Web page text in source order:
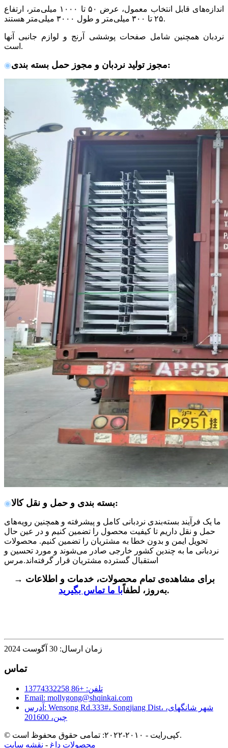
اندازه‌های قابل انتخاب معمول، عرض ۵۰ تا ۱۰۰۰ میلی‌متر، ارتفاع
۲۵ تا ۳۰۰ میلی‌متر و طول ۳۰۰۰ میلی‌متر هستند.
نردبان همچنین شامل صفحات پوششی آرنج و لوازم جانبی آنها
است .
◉مجوز تولید نردبان و مجوز حمل بسته بندی:
◉بسته بندی و حمل و نقل کالا:
ما یک فرآیند بسته‌بندی نردبانی کامل و پیشرفته و همچنین رویه‌های
حمل و نقل داریم تا کیفیت محصول را تضمین کنیم و در عین حال
تحویل ایمن و بدون خطا به مشتریان را تضمین کنیم. محصولات
نردبانی ما به چندین کشور خارجی صادر می‌شوند و مورد تحسین و
استقبال گسترده مشتریان قرار گرفته‌اند.مرس
→ برای مشاهده‌ی تمام محصولات، خدمات و اطلاعات
به‌روز، لطفاًبا ما تماس بگیرید .
زمان ارسال: 30 آگوست 2024
تماس
تلفن: +86 13774332258
Email: mollygong@shqinkai.com
آدرس: Wensong Rd.333#، Songjiang Dist، شهر شانگهای،
چین، 201600
© کپی‌رایت - ۲۰۱۰-۲۰۲۲: تمامی حقوق محفوظ است.
محصولات داغ - نقشه سایت